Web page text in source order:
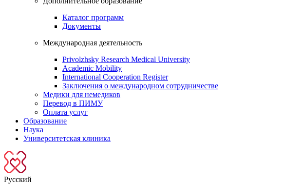
Каталог программ
Документы
Международная деятельность
Privolzhsky Research Medical University
Academic Mobility
International Cooperation Register
Заключения о международном сотрудничестве
Медики для немедиков
Перевод в ПИМУ
Оплата услуг
Образование
Наука
Университетская клиника
Русский